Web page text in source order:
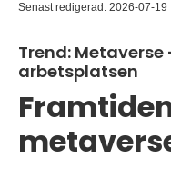
Senast redigerad: 2026-07-19
Trend:
arbetsplatsen